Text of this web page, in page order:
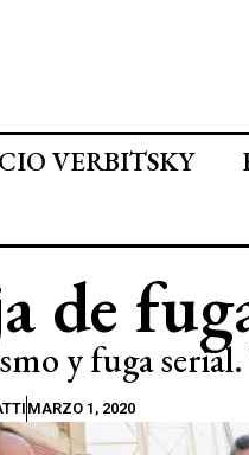
VERBITSKY
de
y fuga
MARZO 1, 2020